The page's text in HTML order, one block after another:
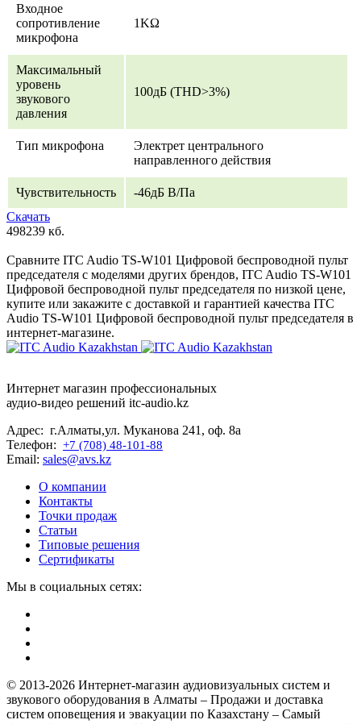
Входное
сопротивление
микрофона
1KΩ
Максимальный
уровень
звукового
давления
100дБ (THD>3%)
Тип микрофона
Электрет центрального
направленного действия
Чувствительность
-46дБ В/Па
Скачать
498239 кб.
Сравните ITC Audio TS-W101 Цифровой беспроводной пульт
председателя с моделями других брендов, ITC Audio TS-W101
Цифровой беспроводной пульт председателя по низкой цене,
купите или закажите с доставкой и гарантией качества ITC
Audio TS-W101 Цифровой беспроводной пульт председателя в
интернет-магазине.
Интернет магазин профессиональных
аудио-видео решений itc-audio.kz
Адрес: г.Алматы,ул. Муканова 241, оф. 8а
Телефон: +7 (708) 48-101-88
Email: sales@avs.kz
О компании
Контакты
Точки продаж
Статьи
Типовые решения
Сертификаты
Мы в социальных сетях:
© 2013-2026 Интернет-магазин аудиовизуальных систем и
звукового оборудования в Алматы – Продажи и доставка
систем оповещения и эвакуации по Казахстану – Самый